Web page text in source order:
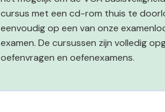
cursus met een cd-rom thuis te
eenvoudig op een van onze
examen. De cursussen zijn volledig
oefenvragen en oefenexamens.